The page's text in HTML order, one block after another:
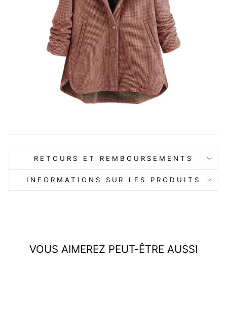
RETOURS ET REMBOURSEMENTS
INFORMATIONS SUR LES PRODUITS
VOUS AIMEREZ PEUT-ÊTRE AUSSI